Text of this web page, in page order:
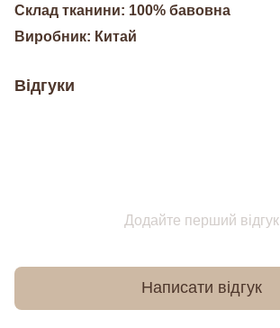
Склад тканини: 100% бавовна
Виробник: Китай
Відгуки
Додайте перший відгук
Написати відгук